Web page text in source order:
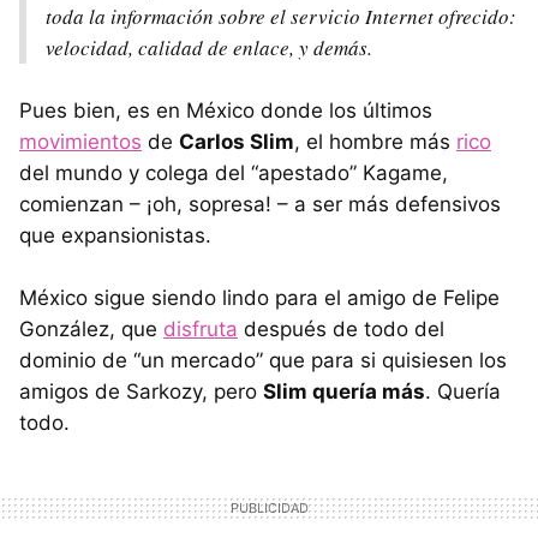
toda la información sobre el servicio Internet ofrecido:
velocidad, calidad de enlace, y demás.
Pues bien, es en México donde los últimos
movimientos de Carlos Slim, el hombre más rico
del mundo y colega del “apestado” Kagame,
comienzan – ¡oh, sopresa! – a ser más defensivos
que expansionistas.
México sigue siendo lindo para el amigo de Felipe
González, que disfruta después de todo del
dominio de “un mercado” que para si quisiesen los
amigos de Sarkozy, pero Slim quería más. Quería
todo.